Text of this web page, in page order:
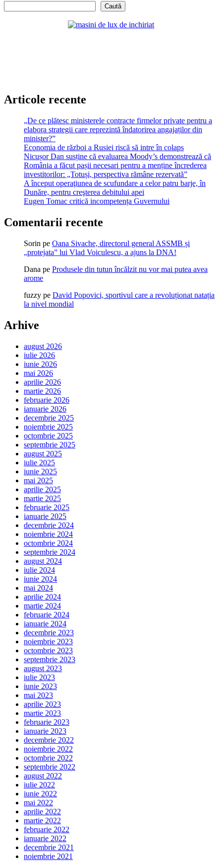
Caută
Articole recente
„De ce plătesc ministerele contracte firmelor private pentru a
elabora strategii care reprezintă îndatorirea angajaților din
minister?”
Economia de război a Rusiei riscă să intre în colaps
Nicușor Dan susține că evaluarea Moody’s demonstrează că
România a făcut pașii necesari pentru a menține încrederea
investitorilor: „Totuși, perspectiva rămâne rezervată”
A început operaţiunea de scufundare a celor patru barje, în
Dunăre, pentru creşterea debitului apei
Eugen Tomac critică incompetența Guvernului
Comentarii recente
Sorin pe Oana Sivache, directorul general ASSMB și
„protejata” lui Vlad Voiculescu, a ajuns la DNA!
Dana pe Produsele din tutun încălzit nu vor mai putea avea
arome
fuzzy pe David Popovici, sportivul care a revoluționat natația
la nivel mondial
Arhive
august 2026
iulie 2026
iunie 2026
mai 2026
aprilie 2026
martie 2026
februarie 2026
ianuarie 2026
decembrie 2025
noiembrie 2025
octombrie 2025
septembrie 2025
august 2025
iulie 2025
iunie 2025
mai 2025
aprilie 2025
martie 2025
februarie 2025
ianuarie 2025
decembrie 2024
noiembrie 2024
octombrie 2024
septembrie 2024
august 2024
iulie 2024
iunie 2024
mai 2024
aprilie 2024
martie 2024
februarie 2024
ianuarie 2024
decembrie 2023
noiembrie 2023
octombrie 2023
septembrie 2023
august 2023
iulie 2023
iunie 2023
mai 2023
aprilie 2023
martie 2023
februarie 2023
ianuarie 2023
decembrie 2022
noiembrie 2022
octombrie 2022
septembrie 2022
august 2022
iulie 2022
iunie 2022
mai 2022
aprilie 2022
martie 2022
februarie 2022
ianuarie 2022
decembrie 2021
noiembrie 2021